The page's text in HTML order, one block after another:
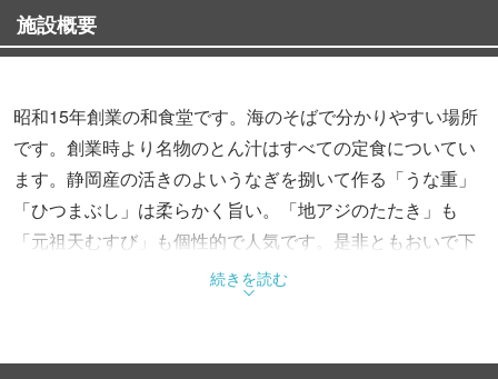
施設概要
昭和15年創業の和食堂です。海のそばで分かりやすい場所
です。創業時より名物のとん汁はすべての定食についてい
ます。静岡産の活きのよいうなぎを捌いて作る「うな重」
「ひつまぶし」は柔らかく旨い。「地アジのたたき」も
「元祖天むすび」も個性的で人気です。是非ともおいで下
さい。お待ち申し上げております。
続きを読む